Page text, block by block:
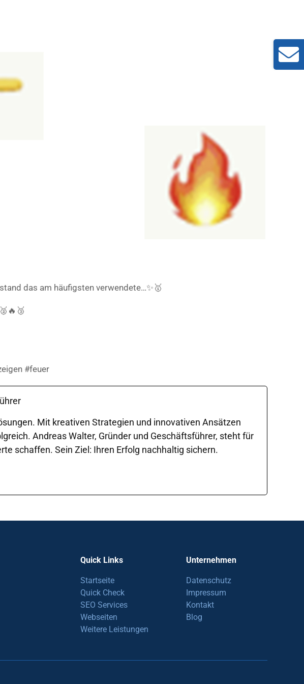
das am häufigsten verwendete…✨🥇
#feuer
Mit kreativen Strategien und innovativen Ansätzen
Andreas Walter, Gründer und Geschäftsführer, steht für
schaffen. Sein Ziel: Ihren Erfolg nachhaltig sichern.
Quick Links
Startseite
Quick Check
SEO Services
Webseiten
Weitere Leistungen
Unternehmen
Datenschutz
Impressum
Kontakt
Blog
Toggle
Sliding
Bar